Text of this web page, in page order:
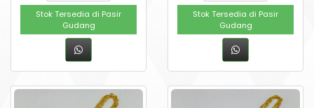
Stok Tersedia di Pasir
Gudang
Stok Tersedia di Pasir
Gudang